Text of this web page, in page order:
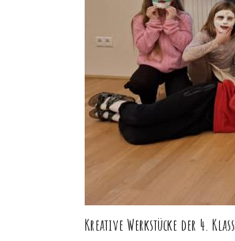
Kreative Werkstücke der 4.